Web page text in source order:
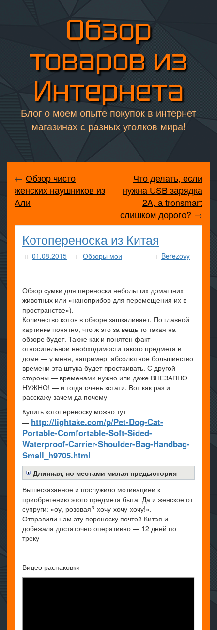
Обзор
товаров из
Интернета
Блог о моем опыте покупок в интернет
магазинах с разных уголков мира!
← Обзор чисто
женских наушников из
Али
Что делать, если
нужна USB зарядка
2A, а tronsmart
слишком дорого? →
Котопереноска из Китая
01.08.2015 Обзоры мои Berezovy
Обзор сумки для переноски небольших домашних
животных или «наноприбор для перемещения их в
пространстве»).
Количество котов в обзоре зашкаливает. По главной
картинке понятно, что ж это за вещь то такая на
обзоре будет. Также как и понятен факт
относительной необходимости такого предмета в
доме — у меня, например, абсолютное большинство
времени эта штука будет простаивать. С другой
стороны — временами нужно или даже ВНЕЗАПНО
НУЖНО! — и тогда очень кстати. Вот как раз и
расскажу зачем да почему
Купить котопереноску можно тут
— http://lightake.com/p/Pet-Dog-Cat-
Portable-Comfortable-Soft-Sided-
Waterproof-Carrier-Shoulder-Bag-Handbag-
Small_h9705.html
Длинная, но местами милая предыстория
Вышесказанное и послужило мотивацией к
приобретению этого предмета быта. Да и женское от
супруги: «оу, розовая? хочу-хочу-хочу!».
Отправили нам эту переноску почтой Китая и
добежала достаточно оперативно — 12 дней по
треку
Видео распаковки